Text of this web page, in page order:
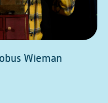
Wieman